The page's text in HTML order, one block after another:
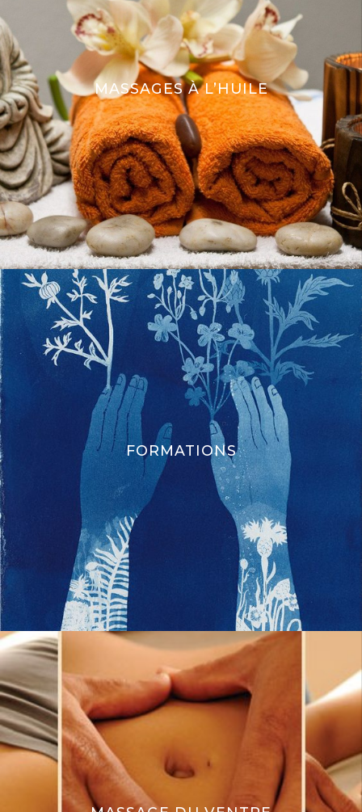
MASSAGES À L’HUILE
FORMATIONS